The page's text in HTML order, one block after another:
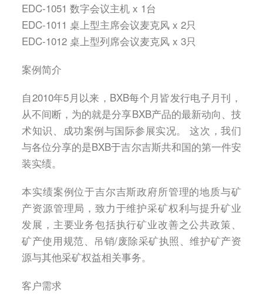
EDC-1051 数字会议主机 x 1台
EDC-1011 桌上型主席会议麦克风 x 2只
EDC-1012 桌上型列席会议麦克风 x 3只
案例简介
自2010年5月以来，BXB每个月皆发行电子月刊，
从不间断，为的就是分享BXB产品的最新动向、技
术知识、成功案例与国际参展实况。 这次，我们
与各位分享的是BXB于吉尔吉斯共和国的第一件安
装实绩。
本实绩案例位于吉尔吉斯政府所管理的地质与矿
产资源管理局，致力于维护采矿权利与提升矿业
发展，主要业务包括执行矿业改善之公共政策、
矿产使用规范、吊销/废除采矿执照、维护矿产资
源与其他采矿权益相关事务。
客户需求